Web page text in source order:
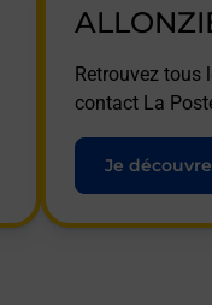
Retrouvez tous
contact La
Je découvre